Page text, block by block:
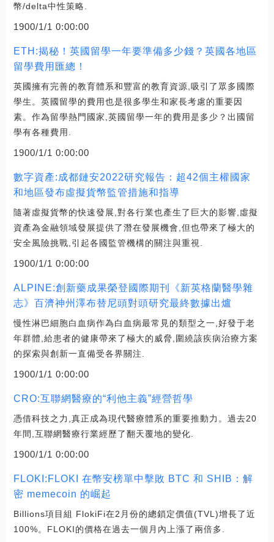
幣/delta中性策略.
1900/1/1 0:00:00
ETH:揭秘！英國留學一年要準備多少錢？英國各地區
留學費用匯總！
英國擁有完善的教育體系和豐富的教育資源,吸引了眾多國際
學生。英國留學的費用也是很多學生和家長考慮的重要因
素。作為留學熱門國家,英國留學一年的費用是多少？出國留
學有各種費用.
1900/1/1 0:00:00
數字資產:成都鏈安2022研究報告：超42個主權國家
和地區發布虛擬貨幣監管措施和指導
隨著虛擬貨幣的快速發展,對各行業也產生了巨大的影響,虛擬
資產為金融領域發展提供了潛在發展機會,但也帶來了極大的
安全風險挑戰,引起各國監管機構的關注與重視.
1900/1/1 0:00:00
ALPINE:創新藥成果榮登國際期刊《新英格蘭醫學雜
志》百濟神州澤布替尼頭對頭研究最終數據出爐
慢性淋巴細胞白血病作為白血病最常見的類型之一,好發于老
年群體,給患者的健康帶來了極大的威脅,圍繞該疾病治療方案
的探索與創新一直備受各界關注.
1900/1/1 0:00:00
CRO:互聯網醫療的“利他主義”經營哲學
憑借科技之力,真正成為現代醫療體系的重要推動力。過去20
年間,互聯網醫療行業經歷了翻天覆地的變化.
1900/1/1 0:00:00
FLOKI:FLOKI 在幣安榜單中擊敗 BTC 和 SHIB：解
密 memecoin 的崛起
Billions項目組 FlokiFi在2月份的總鎖定價值(TVL)增長了近
100%。FLOKI的價格在過去一個月內上漲了兩倍多.